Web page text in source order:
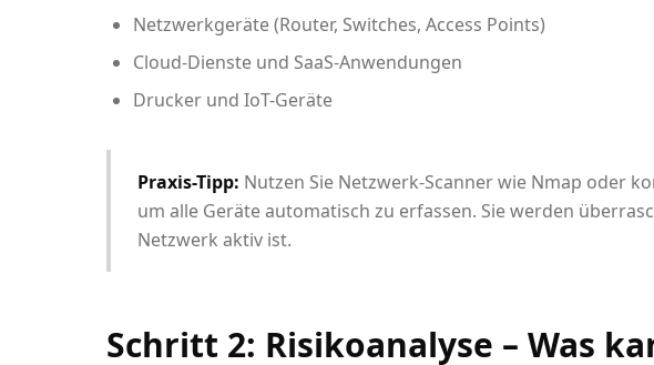
Netzwerkgeräte (Router, Switches, Access Points)
Cloud-Dienste und SaaS-Anwendungen
Drucker und IoT-Geräte
Praxis-Tipp: Nutzen Sie Netzwerk-Scanner wie Nmap oder
um alle Geräte automatisch zu erfassen. Sie werden
Netzwerk aktiv ist.
Schritt 2: Risikoanalyse – Was